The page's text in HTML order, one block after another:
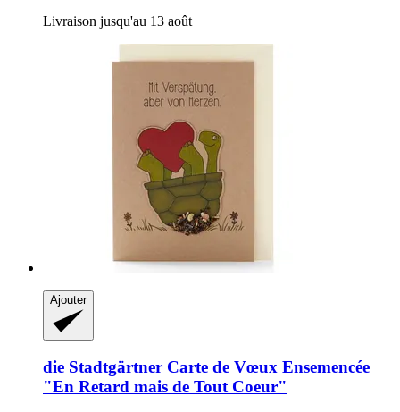
Livraison jusqu'au 13 août
Ajouter
die Stadtgärtner Carte de Vœux Ensemencée
"En Retard mais de Tout Coeur"